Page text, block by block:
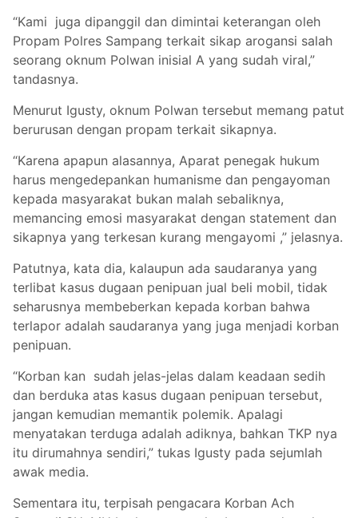
“Kami juga dipanggil dan dimintai keterangan oleh
Propam Polres Sampang terkait sikap arogansi salah
seorang oknum Polwan inisial A yang sudah viral,”
tandasnya.
Menurut Igusty, oknum Polwan tersebut memang patut
berurusan dengan propam terkait sikapnya.
“Karena apapun alasannya, Aparat penegak hukum
harus mengedepankan humanisme dan pengayoman
kepada masyarakat bukan malah sebaliknya,
memancing emosi masyarakat dengan statement dan
sikapnya yang terkesan kurang mengayomi ,” jelasnya.
Patutnya, kata dia, kalaupun ada saudaranya yang
terlibat kasus dugaan penipuan jual beli mobil, tidak
seharusnya membeberkan kepada korban bahwa
terlapor adalah saudaranya yang juga menjadi korban
penipuan.
“Korban kan sudah jelas-jelas dalam keadaan sedih
dan berduka atas kasus dugaan penipuan tersebut,
jangan kemudian memantik polemik. Apalagi
menyatakan terduga adalah adiknya, bahkan TKP nya
itu dirumahnya sendiri,” tukas Igusty pada sejumlah
awak media.
Sementara itu, terpisah pengacara Korban Ach